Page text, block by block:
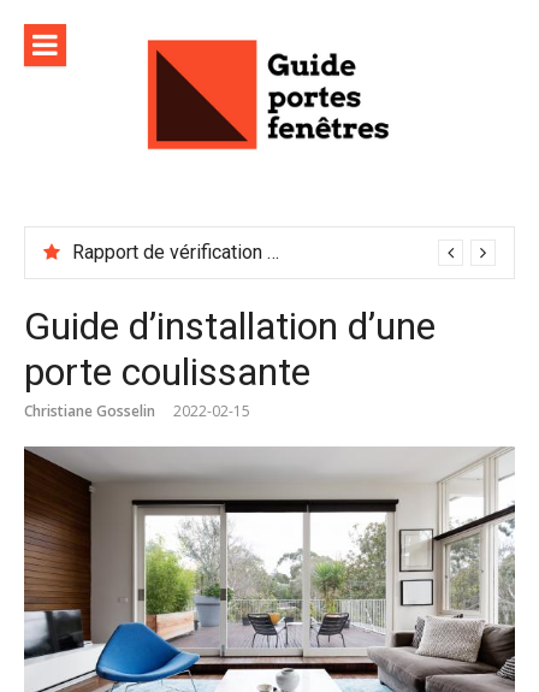
contenu
Rapport de vérification sécurité : à conserver précieusement
Guide d’installation d’une
porte coulissante
Christiane Gosselin 2022-02-15